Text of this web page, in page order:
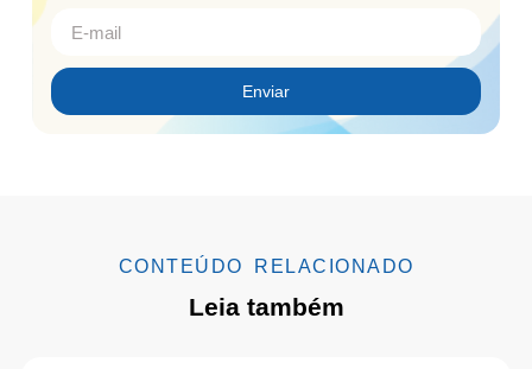
Enviar
CONTEÚDO RELACIONADO
Leia também